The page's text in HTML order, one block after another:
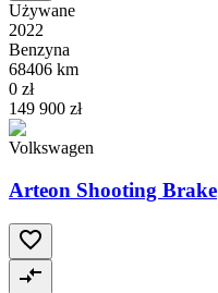
Używane
2022
Benzyna
68406 km
0 zł
149 900 zł
Volkswagen
Arteon Shooting Brake